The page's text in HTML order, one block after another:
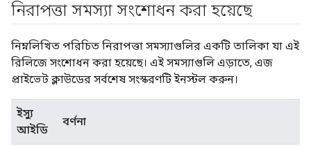
নিরাপত্তা সমস্যা সংশোধন করা হয়েছে
নিম্নলিখিত পরিচিত নিরাপত্তা সমস্যাগুলির একটি তালিকা যা এই
রিলিজে সংশোধন করা হয়েছে। এই সমস্যাগুলি এড়াতে, এজ
প্রাইভেট ক্লাউডের সর্বশেষ সংস্করণটি ইনস্টল করুন।
ইস্যু
আইডি
বর্ণনা